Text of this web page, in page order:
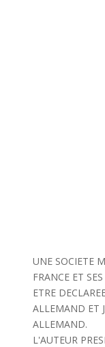
UNE SOCIETE
FRANCE ET
ETRE
ALLEMAND ET
ALLEMAND.
L'AUTEUR